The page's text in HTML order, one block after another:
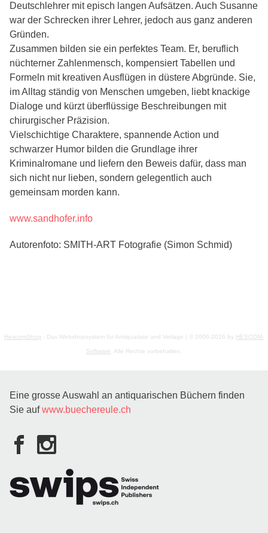
Deutschlehrer mit episch langen Aufsätzen. Auch Susanne
war der Schrecken ihrer Lehrer, jedoch aus ganz anderen
Gründen.
Zusammen bilden sie ein perfektes Team. Er, beruflich
nüchterner Zahlenmensch, kompensiert Tabellen und
Formeln mit kreativen Ausflügen in düstere Abgründe. Sie,
im Alltag ständig von Menschen umgeben, liebt knackige
Dialoge und kürzt überflüssige Beschreibungen mit
chirurgischer Präzision.
Vielschichtige Charaktere, spannende Action und
schwarzer Humor bilden die Grundlage ihrer
Kriminalromane und liefern den Beweis dafür, dass man
sich nicht nur lieben, sondern gelegentlich auch
gemeinsam morden kann.
www.sandhofer.info
Autorenfoto: SMITH-ART Fotografie (Simon Schmid)
HescomShop - Das Webshopsystem für Antiquariate und Verlage | © 2006-2026 by HESCOM-
Software . Alle Rechte vorbehalten.
Eine grosse Auswahl an antiquarischen Büchern finden
Sie aufwww.buechereule.ch